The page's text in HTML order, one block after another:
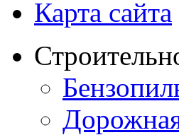
Карта сайта